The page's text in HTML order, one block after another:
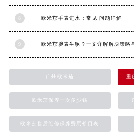
欧米茄手表进水：常见 问题详解
9 欧米茄腕表生锈？一文详解解决策略
广州欧米茄 重
欧米茄保养一次多少钱
欧米茄售后维修保养费用价目表